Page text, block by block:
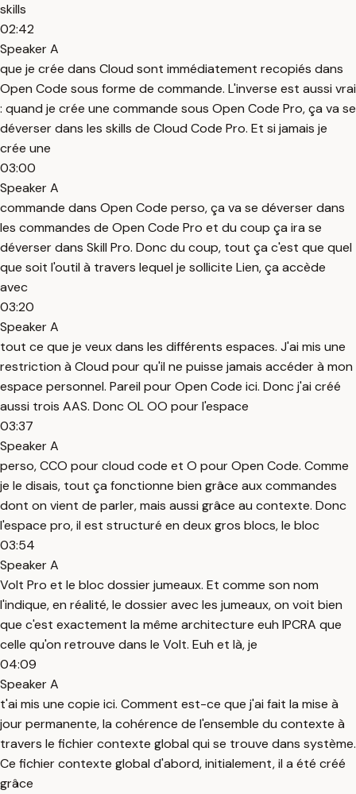
skills
02:42
Speaker A
que je crée dans Cloud sont immédiatement recopiés dans
Open Code sous forme de commande. L'inverse est aussi vrai
: quand je crée une commande sous Open Code Pro, ça va se
déverser dans les skills de Cloud Code Pro. Et si jamais je
crée une
03:00
Speaker A
commande dans Open Code perso, ça va se déverser dans
les commandes de Open Code Pro et du coup ça ira se
déverser dans Skill Pro. Donc du coup, tout ça c'est que quel
que soit l'outil à travers lequel je sollicite Lien, ça accède
avec
03:20
Speaker A
tout ce que je veux dans les différents espaces. J'ai mis une
restriction à Cloud pour qu'il ne puisse jamais accéder à mon
espace personnel. Pareil pour Open Code ici. Donc j'ai créé
aussi trois AAS. Donc OL OO pour l'espace
03:37
Speaker A
perso, CCO pour cloud code et O pour Open Code. Comme
je le disais, tout ça fonctionne bien grâce aux commandes
dont on vient de parler, mais aussi grâce au contexte. Donc
l'espace pro, il est structuré en deux gros blocs, le bloc
03:54
Speaker A
Volt Pro et le bloc dossier jumeaux. Et comme son nom
l'indique, en réalité, le dossier avec les jumeaux, on voit bien
que c'est exactement la même architecture euh IPCRA que
celle qu'on retrouve dans le Volt. Euh et là, je
04:09
Speaker A
t'ai mis une copie ici. Comment est-ce que j'ai fait la mise à
jour permanente, la cohérence de l'ensemble du contexte à
travers le fichier contexte global qui se trouve dans système.
Ce fichier contexte global d'abord, initialement, il a été créé
grâce